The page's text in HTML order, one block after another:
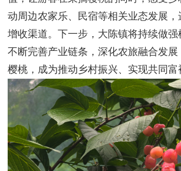
动周边农家乐、民宿等相关业态发展
增收渠道。下一步，大陈镇将持续做强
不断完善产业链条，深化农旅融合发
樱桃，成为推动乡村振兴、实现共同富